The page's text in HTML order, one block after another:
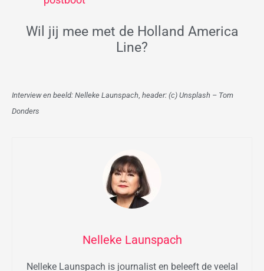
Wil jij mee met de Holland America
Line?
Interview en beeld: Nelleke Launspach, header: (c) Unsplash – Tom
Donders
Nelleke Launspach
Nelleke Launspach is journalist en beleeft de veelal